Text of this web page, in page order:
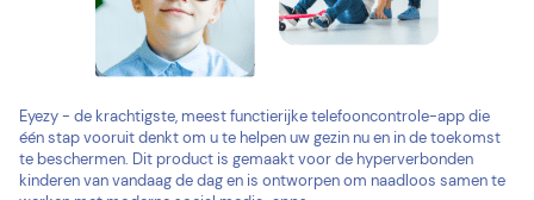
Eyezy - de krachtigste, meest functierijke telefooncontrole-app die
één stap vooruit denkt om u te helpen uw gezin nu en in de toekomst
te beschermen. Dit product is gemaakt voor de hyperverbonden
kinderen van vandaag de dag en is ontworpen om naadloos samen te